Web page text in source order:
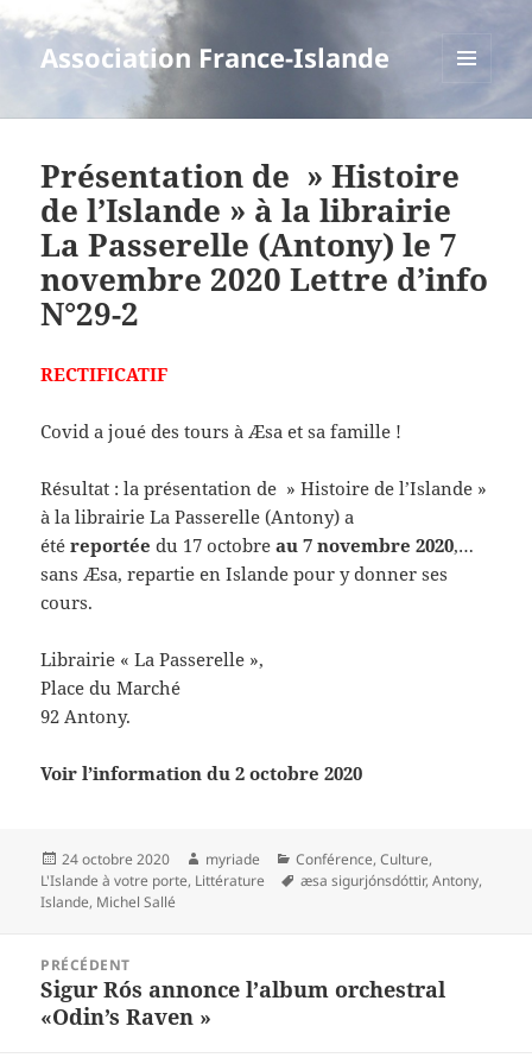
Association France-Islande
Présentation de » Histoire
de l’Islande » à la librairie
La Passerelle (Antony) le 7
novembre 2020 Lettre d’info
N°29-2
RECTIFICATIF
Covid a joué des tours à Æsa et sa famille !
Résultat : la présentation de » Histoire de l’Islande »
à la librairie La Passerelle (Antony) a
étéreportéedu 17 octobreau 7 novembre 2020,…
sans Æsa, repartie en Islande pour y donner ses
cours.
Librairie « La Passerelle »,
Place du Marché
92 Antony.
Voir l’information du 2 octobre 2020
Publié
le
24 octobre 2020 Auteur
myriade Catégories
Conférence,Culture,
L'Islande à votre porte, Littérature
Mots-
æsa sigurjónsdóttir,Antony,
Islande, Michel Sallé
l’article
PRÉCÉDENT
Article
précédent :
Sigur Rós annonce l’album orchestral
«Odin’s Raven »